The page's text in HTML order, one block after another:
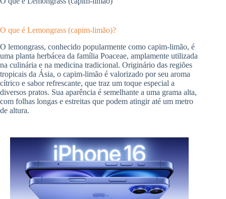
O que é Lemongrass (capim-limão)?
O lemongrass, conhecido popularmente como capim-limão, é
uma planta herbácea da família Poaceae, amplamente utilizada
na culinária e na medicina tradicional. Originário das regiões
tropicais da Ásia, o capim-limão é valorizado por seu aroma
cítrico e sabor refrescante, que traz um toque especial a
diversos pratos. Sua aparência é semelhante a uma grama alta,
com folhas longas e estreitas que podem atingir até um metro
de altura.